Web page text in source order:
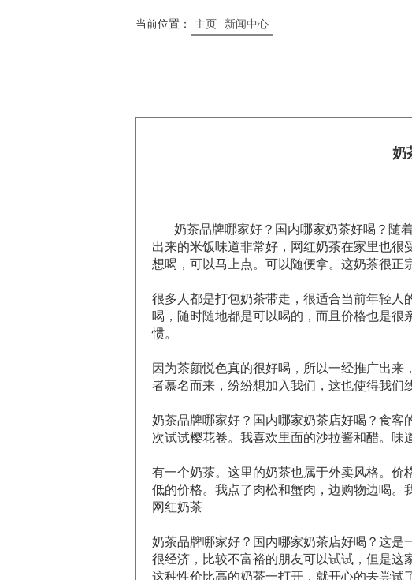
当前位置： 主页 新闻中心
奶
奶茶品牌哪家好？国内哪家奶茶好喝？随
出来的米饭味道非常好，网红奶茶在家里也
想喝，可以马上点。可以随便拿。这奶茶很正
很多人都是打包奶茶带走，很适合当前年轻
喝，随时随地都是可以喝的，而且价格也是
惯。
因为茶颜悦色真的很好喝，所以一经推广出
者慕名而来，纷纷想加入我们，这也使得我们
奶茶品牌哪家好？国内哪家奶茶店好喝？食
次试试樱花卷。我喜欢里面的沙拉酱和醋。味
有一个奶茶。这里的奶茶也属于外卖风格。价
低的价格。我点了肉松和蟹肉，边购物边喝。
网红奶茶
奶茶品牌哪家好？国内哪家奶茶店好喝？这
很经济，比较不富裕的朋友可以试试，但是这
这种性价比高的奶茶一打开，就开心的去尝试